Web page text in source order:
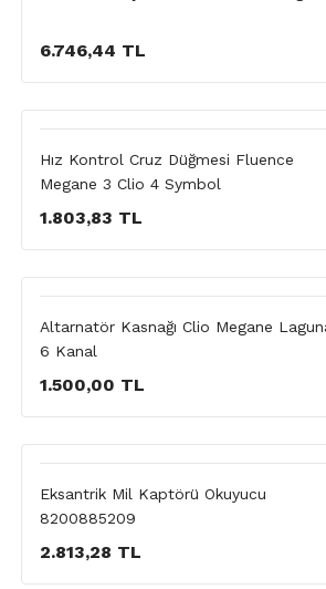
6.746,44 TL
Hız Kontrol Cruz Düğmesi Fluence
Megane 3 Clio 4 Symbol
1.803,83 TL
Altarnatör Kasnağı Clio Megane
6 Kanal
1.500,00 TL
Eksantrik Mil Kaptörü Okuyucu
8200885209
2.813,28 TL